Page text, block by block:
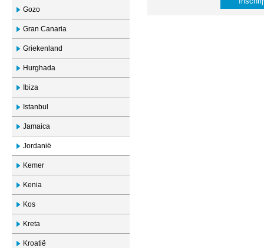
Gozo
Gran Canaria
Griekenland
Hurghada
Ibiza
Istanbul
Jamaica
Jordanië
Kemer
Kenia
Kos
Kreta
Kroatië